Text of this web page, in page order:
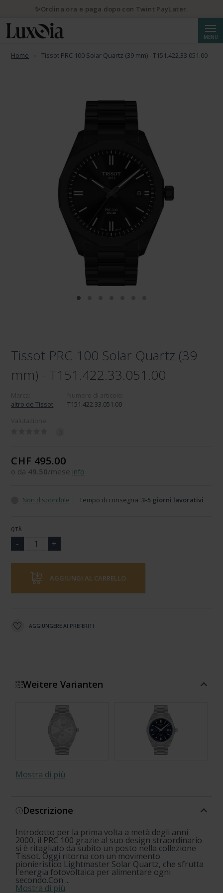
MENU
Home Tissot PRC 100 Solar Quartz (39 mm) - T151.422.33.051.00
Tissot PRC 100 Solar Quartz (39
mm) - T151.422.33.051.00
altro de Tissot
T151.422.33.051.00
CHF 495.00
o da 49.50/mese info
Non disponibile Tempo di consegna: 3-5 giorni lavorativi
QTÀ
AGGIUNGI AL CARRELLO
AGGIUNGERE AI PREFERITI
Weitere Varianten
Mostra di più
Descrizione
Introdotto per la prima volta a metà degli anni
2000, il PRC 100 grazie al suo design straordinario
si è ritagliato da subito un posto nella collezione
Tissot. Oggi ritorna con un movimento
pionieristico Lightmaster Solar Quartz, che sfrutta
l'energia fotovoltaica per alimentare ogni
secondo.Con ...
Mostra di più
✨Ordina ora e paga dopo con Twint PayLater.